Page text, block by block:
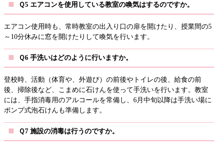
Ｑ5 エアコンを使用している教室の喚気はするのですか。
エアコン使用時も、常時教室の出入り口の扉を開けたり、授業間の5
～10分休みに窓を開けたりして喚気を行います。
Ｑ6 手洗いはどのように行いますか。
登校時、活動（体育や、外遊び）の前後やトイレの後、給食の前
後、掃除後など、こまめに石けんを使って手洗いを行います。教室
には、手指消毒用のアルコールを常備し、6月中旬以降は手洗い場に
ポンプ式泡石けんも準備します。
Ｑ7 施設の消毒は行うのですか。